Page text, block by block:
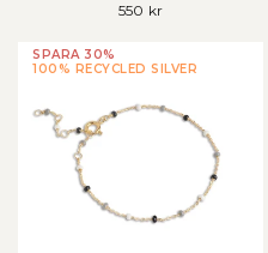
550 kr
SPARA 30%
100% RECYCLED SILVER